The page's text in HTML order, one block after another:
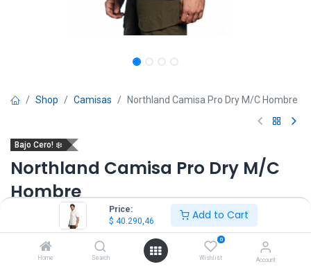
Price:
$ 40.290,46 Add to Cart
Home Search
0
Wishlist Account
Shop Camisas Northland Camisa Pro Dry M/C Hombre
Bajo Cero! ❄️
Northland Camisa Pro Dry M/C
Hombre
(0 reseña)
$40.290,46 $ 67.150,77 IVA Incluido